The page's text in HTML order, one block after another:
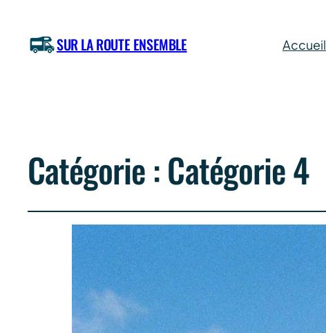
SUR LA ROUTE ENSEMBLE Accueil
Catégorie :Catégorie 4